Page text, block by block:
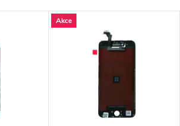
Akce